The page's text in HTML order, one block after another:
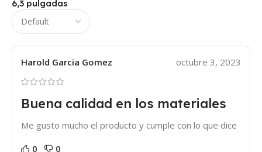
6,3 pulgadas
Harold Garcia Gomez octubre 3, 2023
Buena calidad en los materiales
Me gusto mucho el producto y cumple con lo que dice
0 0